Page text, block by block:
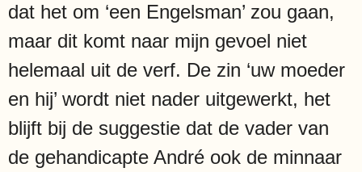
dat het om ‘een Engelsman’ zou gaan,
maar dit komt naar mijn gevoel niet
helemaal uit de verf. De zin ‘uw moeder
en hij’ wordt niet nader uitgewerkt, het
blijft bij de suggestie dat de vader van
de gehandicapte André ook de minnaar